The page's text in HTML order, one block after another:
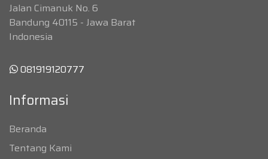
Jalan Cimanuk No. 6
Bandung 40115 - Jawa Barat
Indonesia
081919120777
Informasi
Beranda
Tentang Kami